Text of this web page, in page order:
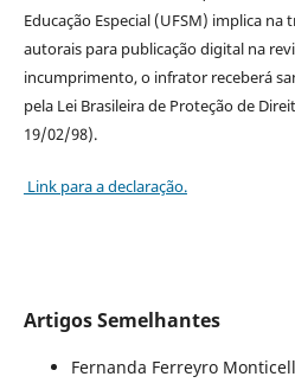
Educação Especial (UFSM) implica
autorais para publicação digital na
incumprimento, o infrator receberá
pela Lei Brasileira de Proteção de
19/02/98).
Link para a declaração.
Artigos Semelhantes
Fernanda Ferreyro